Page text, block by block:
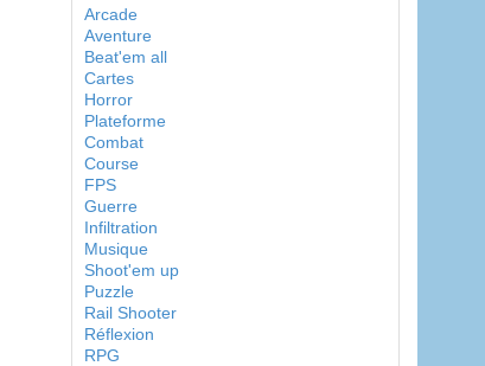
Arcade
Aventure
Beat'em all
Cartes
Horror
Plateforme
Combat
Course
FPS
Guerre
Infiltration
Musique
Shoot'em up
Puzzle
Rail Shooter
Réflexion
RPG